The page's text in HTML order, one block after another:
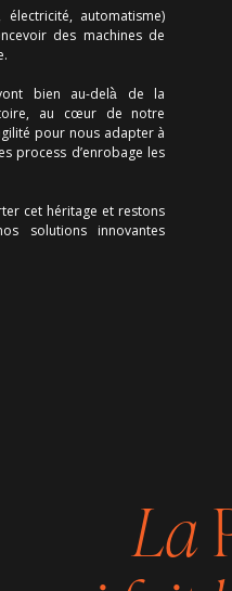
automatisme)
des machines de
bien au-delà̀ de la
au cœur de notre
pour nous adapter à
process d’enrobage les
cet héritage et restons
solutions innovantes
La